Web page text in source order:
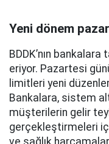
Yeni dönem
BDDK’nın bankalara
eriyor. Pazartesi
limitleri yeni
Bankalara, sistem
müşterilerin gelir
gerçekleştirmeleri
ve sağlık